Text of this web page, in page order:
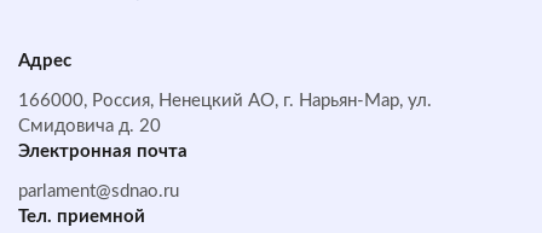
Адрес
166000, Россия, Ненецкий АО, г. Нарьян-Мар, ул.
Смидовича д. 20
Электронная почта
parlament@sdnao.ru
Тел. приемной